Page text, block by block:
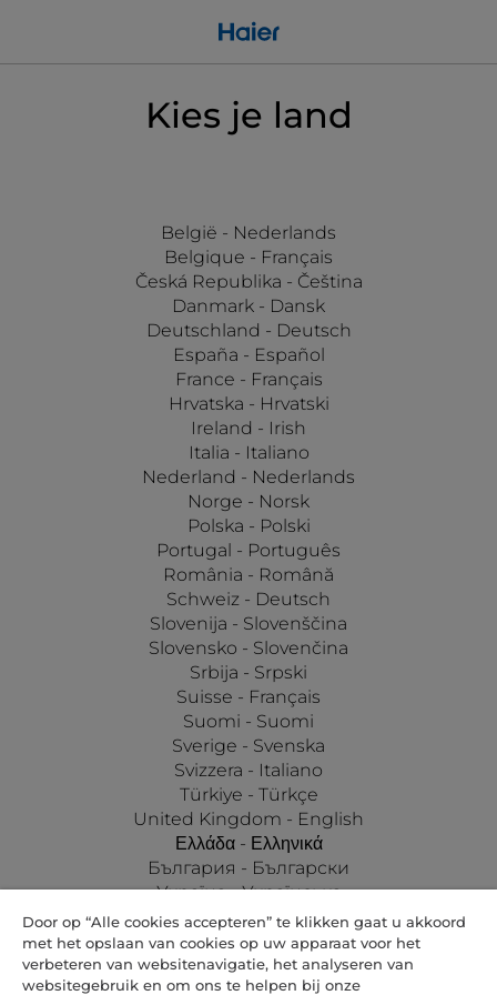
Kies je land
België - Nederlands
Belgique - Français
Česká Republika - Čeština
Danmark - Dansk
Deutschland - Deutsch
España - Español
France - Français
Hrvatska - Hrvatski
Ireland - Irish
Italia - Italiano
Nederland - Nederlands
Norge - Norsk
Polska - Polski
Portugal - Português
România - Română
Schweiz - Deutsch
Slovenija - Slovenščina
Slovensko - Slovenčina
Srbija - Srpski
Suisse - Français
Suomi - Suomi
Sverige - Svenska
Svizzera - Italiano
Türkiye - Türkçe
United Kingdom - English
Ελλάδα - Ελληνικά
България - Български
Україна - Українська
Door op “Alle cookies accepteren” te klikken gaat u akkoord
met het opslaan van cookies op uw apparaat voor het
verbeteren van websitenavigatie, het analyseren van
websitegebruik en om ons te helpen bij onze